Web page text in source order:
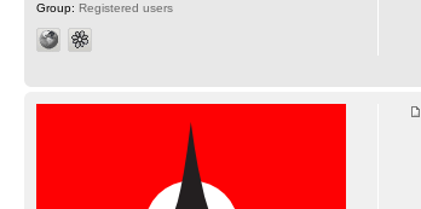
Group: Registered users